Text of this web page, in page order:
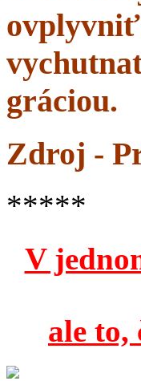
gráciou.
Zdroj -
*****
V
ale